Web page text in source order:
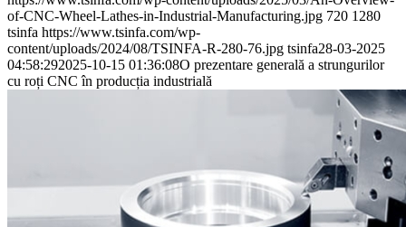
of-CNC-Wheel-Lathes-in-Industrial-Manufacturing.jpg 720 1280
tsinfa https://www.tsinfa.com/wp-
content/uploads/2024/08/TSINFA-R-280-76.jpg tsinfa28-03-2025
04:58:292025-10-15 01:36:08O prezentare generală a strungurilor
cu roți CNC în producția industrială